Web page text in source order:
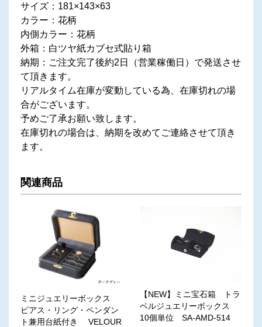
サイズ：181×143×63
カラー：花柄
内側カラー：花柄
外箱：白ツヤ紙カブセ式貼り箱
納期：ご注文完了後約2日（営業稼働日）で発送させ
て頂きます。
リアルタイム在庫が変動している為、在庫切れの場
合がございます。
予めご了承お願い致します。
在庫切れの場合は、納期を改めてご連絡させて頂き
ます。
関連商品
ミニジュエリーボックス
ピアス・リング・ペンダン
ト兼用台紙付き VELOUR
【NEW】ミニ宝石箱 トラ
ベルジュエリーボックス
10個単位 SA-AMD-514